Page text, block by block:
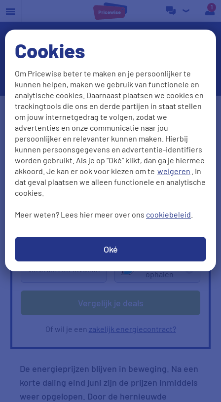
Cookies
Om Pricewise beter te maken en je persoonlijker te
kunnen helpen, maken we gebruik van functionele en
analytische cookies. Daarnaast plaatsen we cookies en
trackingtools die ons en derde partijen in staat stellen
om jouw internetgedrag te volgen, zodat we
advertenties en onze communicatie naar jou
persoonlijker en relevanter kunnen maken. Hierbij
kunnen persoonsgegevens en advertentie-identifiers
worden gebruikt. Als je op “Oké” klikt, dan ga je hiermee
akkoord. Je kan er ook voor kiezen om te weigeren . In
dat geval plaatsen we alleen functionele en analytische
cookies.
Meer weten? Lees hier meer over ons cookiebeleid
Oké
a
Verwachting energieprijzen
2026
Postcode Huisnr. + Toev.
Huidige leverancier
Aantal personen
1 2 3 4 5 0
Vergelijk je deals
Of wil je een zakelijk energiecontract?
Verbruik zelf invullen
Verbruik
ophalen
De energieprijzen blijven in beweging. Na een
korte daling eind juni zijn de prijzen inmiddels
weer opgelopen. Door de hernieuwde